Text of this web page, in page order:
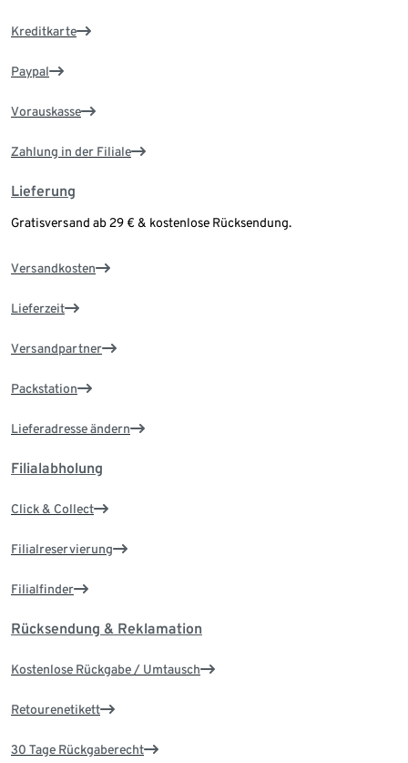
Kreditkarte
Paypal
Vorauskasse
Zahlung in der Filiale
Lieferung
Gratisversand ab 29 € & kostenlose Rücksendung.
Versandkosten
Lieferzeit
Versandpartner
Packstation
Lieferadresse ändern
Filialabholung
Click & Collect
Filialreservierung
Filialfinder
Rücksendung & Reklamation
Kostenlose Rückgabe / Umtausch
Retourenetikett
30 Tage Rückgaberecht